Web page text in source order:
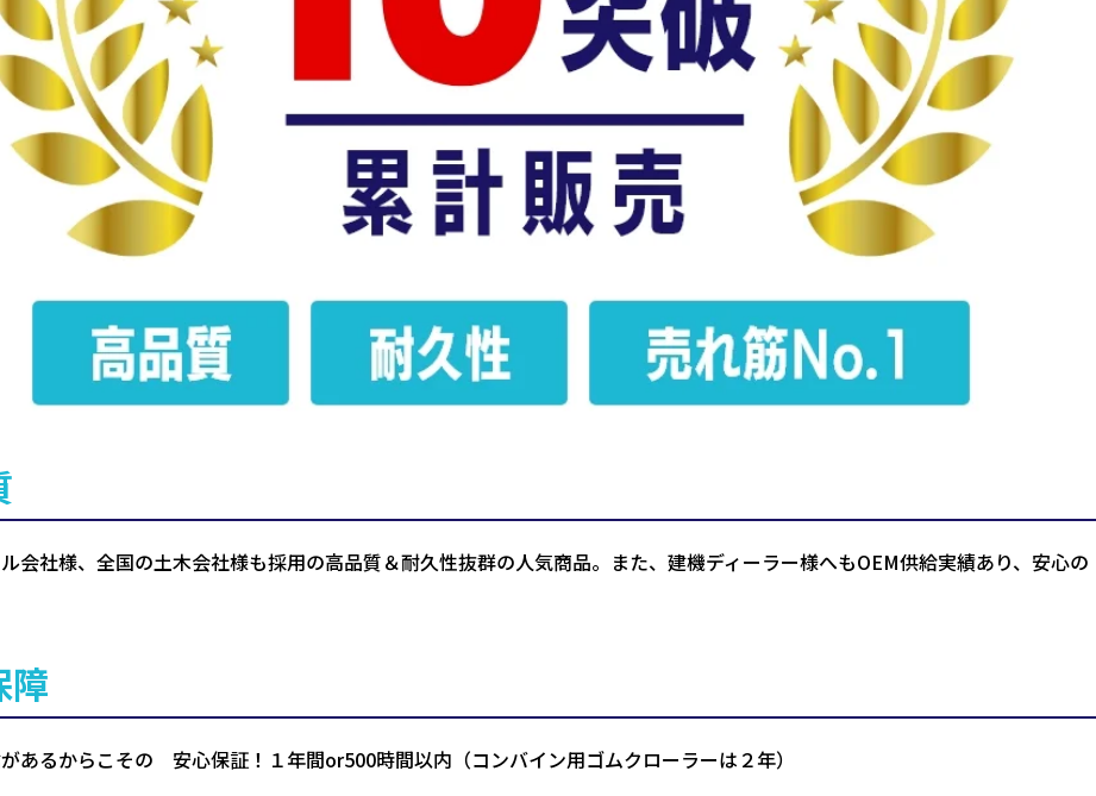
会社様、全国の土木会社様も採用の高品質＆耐久性抜群の人気商品。また、建機ディーラー様へもOEM供給実績あり、安心の
障
あるからこその 安心保証！１年間or500時間以内（コンバイン用ゴムクローラーは２年）